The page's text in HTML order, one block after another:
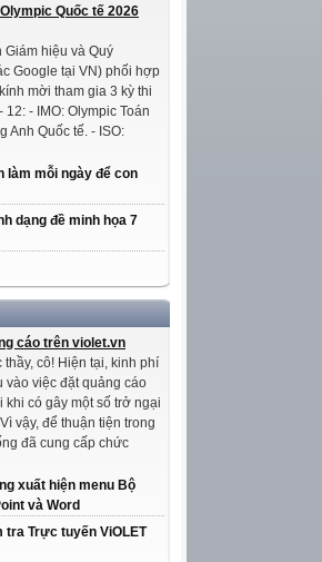
Quốc tế 2026
Giám hiệu và Quý
Google tại VN) phối hợp
mời tham gia 3 kỳ thi
- IMO: Olympic Toán
Anh Quốc tế. - ISO:
làm mỗi ngày để con
dạng đề minh họa 7
cáo trên violet.vn
thầy, cô! Hiện tại, kinh phí
vào việc đặt quảng cáo
khi có gây một số trở ngại
vậy, để thuận tiện trong
đã cung cấp chức
xuất hiện menu Bộ
và Word
tra Trực tuyến ViOLET